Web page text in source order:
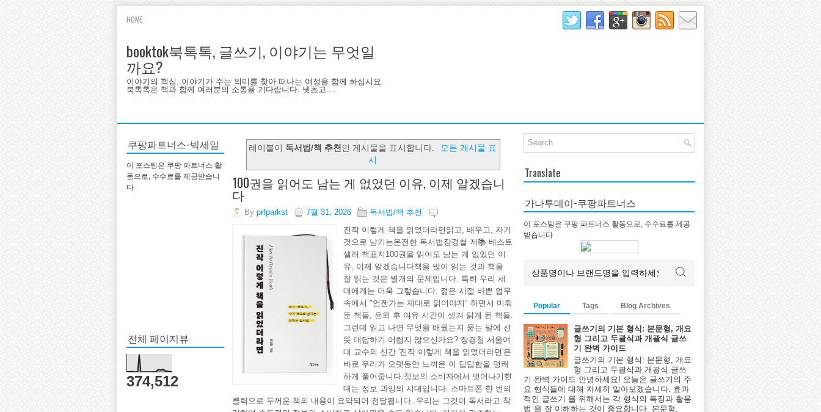
HOME
booktok북톡톡, 글쓰기, 이야기는 무엇일
까요?
이야기의 핵심, 이야기가 주는 의미를 찾아 떠나는 여정을 함께 하십시요.
북톡톡은 책과 함께 여러분의 소통을 기다랍니다. 넷츠고....
쿠팡파트너스-빅세일
이 포스팅은 쿠팡 파트너스 활
동으로, 수수료를 제공받습니
다
전체 페이지뷰
374,512
레이블이 독서법/책 추천인 게시물을 표시합니다.
모든 게시물 표
시
100권을 읽어도 남는 게 없었던 이유, 이제 알겠습니
다
By prfparkst 7월 31, 2026
독서법/책 추천
진작 이렇게 책을 읽었더라면읽고, 배우고, 자기
것으로 남기는온전한 독서법장경철 저📚 베스트
셀러 책표지100권을 읽어도 남는 게 없었던 이
유, 이제 알겠습니다책을 많이 읽는 것과 책을
잘 읽는 것은 별개의 문제입니다. 특히 우리 세
대에게는 더욱 그렇습니다. 젊은 시절 바쁜 업무
속에서 "언젠가는 제대로 읽어야지" 하면서 미뤄
둔 책들, 은퇴 후 여유 시간이 생겨 읽게 된 책들.
그런데 읽고 나면 무엇을 배웠는지 묻는 말에 선
뜻 대답하기 어렵지 않으신가요? 장경철 서울여
대 교수의 신간 '진작 이렇게 책을 읽었더라면'은
바로 우리가 오랫동안 느껴온 이 답답함을 명쾌
하게 풀어줍니다.정보의 소비자에서 벗어나기현
대는 정보 과잉의 시대입니다. 스마트폰 한 번의
클릭으로 두꺼운 책의 내용이 요약되어 전달됩니다. 우리는 그것이 독서라고 착
Translate
가나투데이-쿠팡파트너스
이 포스팅은 쿠팡 파트너스 활동으로, 수수료를 제공
받습니다
Popular Tags Blog Archives
글쓰기의 기본 형식: 본문형, 개요
형 그리고 두괄식과 개괄식 글쓰
기 완벽 가이드
글쓰기의 기본 형식: 본문형, 개요
형 그리고 두괄식과 개괄식 글쓰
기 완벽 가이드 안녕하세요! 오늘은 글쓰기의 주
요 형식들에 대해 자세히 알아보겠습니다. 효과
적인 글쓰기 를 위해서는 각 형식의 특징과 활용
법 을 잘 이해하는 것이 중요합니다. 본문형,